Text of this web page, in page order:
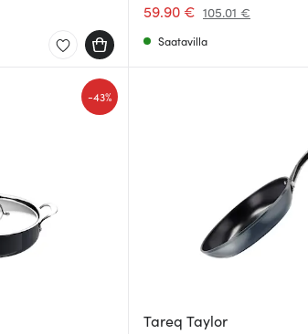
59.90 € 105.01 €
Saatavilla
-43%
Tareq Taylor